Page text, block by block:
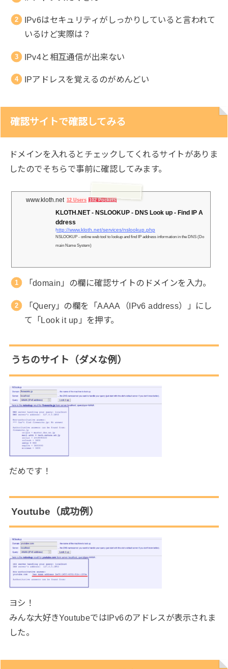
IPv6はセキュリティがしっかりしていると言われて
いるけど実際は？
IPv4と相互通信が出来ない
IPアドレスを覚えるのがめんどい
確認サイトで確認してみる
ドメインを入れるとチェックしてくれるサイトがありま
したのでそちらで事前に確認してみます。
www.kloth.net 12 Users 102 Pockets
KLOTH.NET - NSLOOKUP - DNS Look up - Find IP A
ddress
http://www.kloth.net/services/nslookup.php
NSLOOKUP - online web tool to lookup and find IP address information in the DNS (Do
main Name System)
「domain」の欄に確認サイトのドメインを入力。
「Query」の欄を「AAAA（IPv6 address）」にし
て「Look it up」を押す。
うちのサイト（ダメな例）
だめです！
Youtube（成功例）
ヨシ！
みんな大好きYoutubeではIPv6のアドレスが表示されま
した。